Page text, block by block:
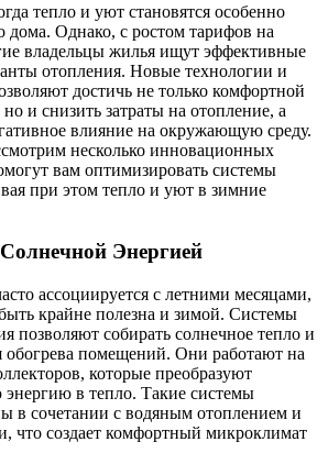
тепло и уют становятся особенно
Однако, с ростом тарифов на
владельцы жилья ищут эффективные
отопления. Новые технологии и
достичь не только комфортной
и снизить затраты на отопление, а
влияние на окружающую среду.
несколько инновационных
вам оптимизировать системы
при этом тепло и уют в зимние
Энергией
ассоциируется с летними месяцами,
крайне полезна и зимой. Системы
позволяют собирать солнечное тепло и
обогрева помещений. Они работают на
которые преобразуют
в тепло. Такие системы
в сочетании с водяным отоплением и
что создает комфортный микроклимат